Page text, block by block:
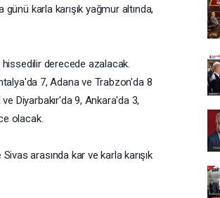
karla karışık yağmur altında,
hissedilir derecede azalacak.
7, Adana ve Trabzon'da 8
Diyarbakır'da 9, Ankara'da 3,
olacak.
arasında kar ve karla karışık